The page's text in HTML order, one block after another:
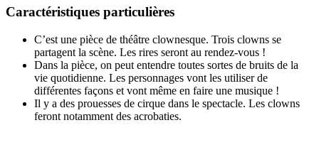
Caractéristiques particulières
C’est une pièce de théâtre clownesque. Trois clowns se
partagent la scène. Les rires seront au rendez-vous !
Dans la pièce, on peut entendre toutes sortes de bruits de la
vie quotidienne. Les personnages vont les utiliser de
différentes façons et vont même en faire une musique !
Il y a des prouesses de cirque dans le spectacle. Les clowns
feront notamment des acrobaties.